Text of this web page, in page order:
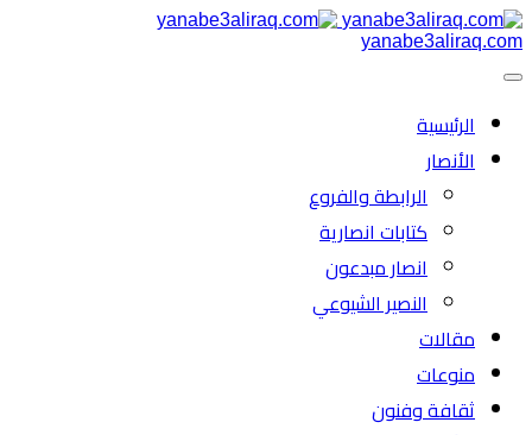
yanabe3aliraq.com
الرئیسية
الأنصار
الرابطة والفروع
كتابات انصارية
انصار مبدعون
النصیر الشیوعي
مقالات
منوعات
ثقافة وفنون